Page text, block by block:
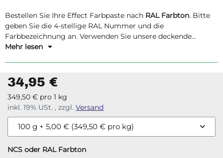
Bestellen Sie Ihre Effect Farbpaste nach RAL Farbton. Bitte
geben Sie die 4-stellige RAL Nummer und die
Farbbezeichnung an. Verwenden Sie unsere deckende
Farbpaste für Harzsysteme auf Basis von
Mehr lesen
34,95 €
349,50 € pro 1 kg
inkl. 19% USt. , zzgl. Versand
100 g + 5,00 € (349,50 € pro kg)
NCS oder RAL Farbton